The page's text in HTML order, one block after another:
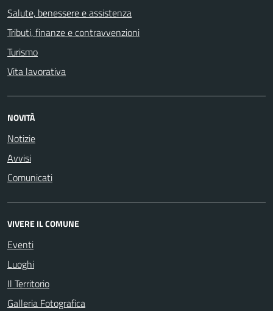
Salute, benessere e assistenza
Tributi, finanze e contravvenzioni
Turismo
Vita lavorativa
NOVITÀ
Notizie
Avvisi
Comunicati
VIVERE IL COMUNE
Eventi
Luoghi
Il Territorio
Galleria Fotografica